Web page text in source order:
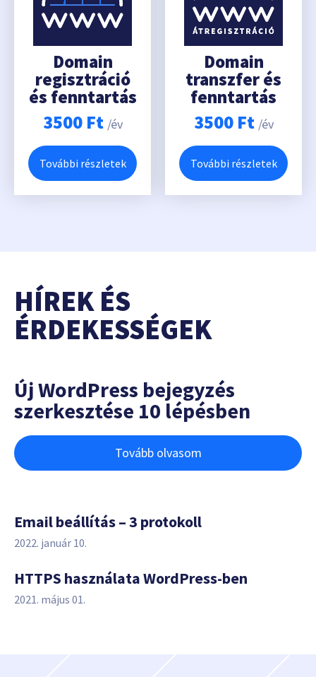
Domain
regisztráció
és fenntartás
3500 Ft /év
További részletek
Domain
transzfer és
fenntartás
3500 Ft /év
További részletek
HÍREK ÉS
ÉRDEKESSÉGEK
Új WordPress bejegyzés
szerkesztése 10 lépésben
Tovább olvasom
Email beállítás – 3 protokoll
2022. január 10.
HTTPS használata WordPress-ben
2021. május 01.